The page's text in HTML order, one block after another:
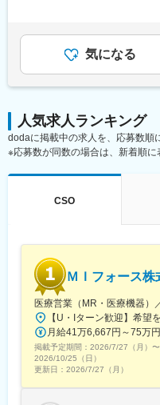
フレキシブルスタイル
「効率的で生産性の高
う考え方で、より柔軟
変更の範囲：会社の定め
・グローバル試験の治
めの修正版の作成およ
（実施計画書、安全性
■仕事の魅力：
・医薬品、医療機器、
アドバイスを受けること
ルな環境で仕事をする
■世界100か国以上に展
世界最大のCROと医療
IQVIAは世界中のどんな
ピード」を両立する仕
通データと治験データ
間が数か月も短縮に成
ている患者様のために
ていきます。
す。■昇給：年1回■業
であり、選考を通じて
定手当を含めた表記で
気になる
人気求人ランキング
dodaに掲載中の求人を、応募数順
※応募数が同数の場合は、新着順に
CSO
ＭＩフォース株
医療営業（MR・医療機器）
掲載予定期間： 2026/7/27（月） 〜
2026/10/25（日）
更新日： 2026/7/27（月）